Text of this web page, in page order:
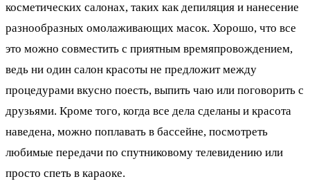
косметических салонах, таких как депиляция и нанесение
разнообразных омолаживающих масок. Хорошо, что все
это можно совместить с приятным времяпровождением,
ведь ни один салон красоты не предложит между
процедурами вкусно поесть, выпить чаю или поговорить с
друзьями. Кроме того, когда все дела сделаны и красота
наведена, можно поплавать в бассейне, посмотреть
любимые передачи по спутниковому телевидению или
просто спеть в караоке.